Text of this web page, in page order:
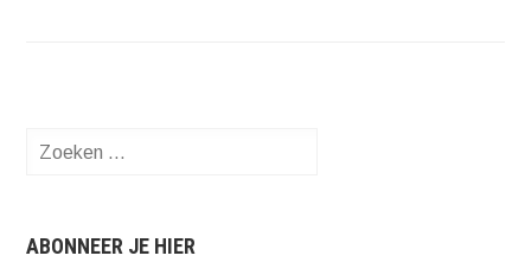
Zoeken
ABONNEER JE HIER